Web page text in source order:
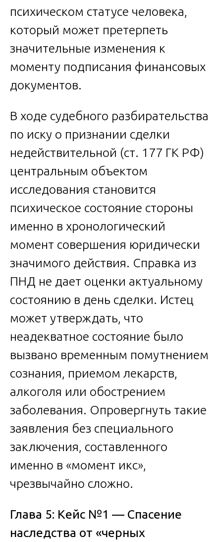
психическом статусе человека,
который может претерпеть
значительные изменения к
моменту подписания финансовых
документов.
В ходе судебного разбирательства
по иску о признании сделки
недействительной (ст. 177 ГК РФ)
центральным объектом
исследования становится
психическое состояние стороны
именно в хронологический
момент совершения юридически
значимого действия. Справка из
ПНД не дает оценки актуальному
состоянию в день сделки. Истец
может утверждать, что
неадекватное состояние было
вызвано временным помутнением
сознания, приемом лекарств,
алкоголя или обострением
заболевания. Опровергнуть такие
заявления без специального
заключения, составленного
именно в «момент икс»,
чрезвычайно сложно.
Глава 5: Кейс №1 — Спасение
наследства от «черных